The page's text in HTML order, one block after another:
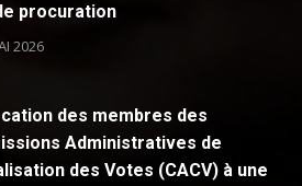
procuration
2026
des membres des
Administratives de
des Votes (CACV) à une